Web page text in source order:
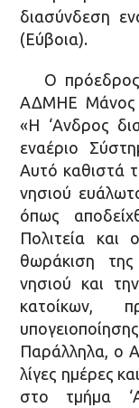
διασύνδεση
(Εύβοια).
Ο πρόεδρος
ΑΔΜΗΕ Μάνος
«Η ‘Ανδρος
εναέριο
Αυτό καθιστά
νησιού
όπως
Πολιτεία και
θωράκιση
νησιού και
κατοίκων,
Παράλληλα, ο
λίγες ημέρες
στο τμήμα